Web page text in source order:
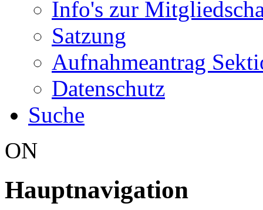
Info's zur
Satzung
Aufnahmeantrag
Datenschutz
Suche
ON
Hauptnavigation